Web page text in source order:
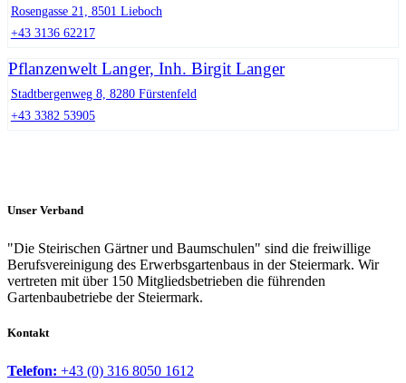
Rosengasse 21, 8501 Lieboch
+43 3136 62217
Pflanzenwelt Langer, Inh. Birgit Langer
Stadtbergenweg 8, 8280 Fürstenfeld
+43 3382 53905
Unser Verband
"Die Steirischen Gärtner und Baumschulen" sind die freiwillige
Berufsvereinigung des Erwerbsgartenbaus in der Steiermark. Wir
vertreten mit über 150 Mitgliedsbetrieben die führenden
Gartenbaubetriebe der Steiermark.
Kontakt
Telefon: +43 (0) 316 8050 1612